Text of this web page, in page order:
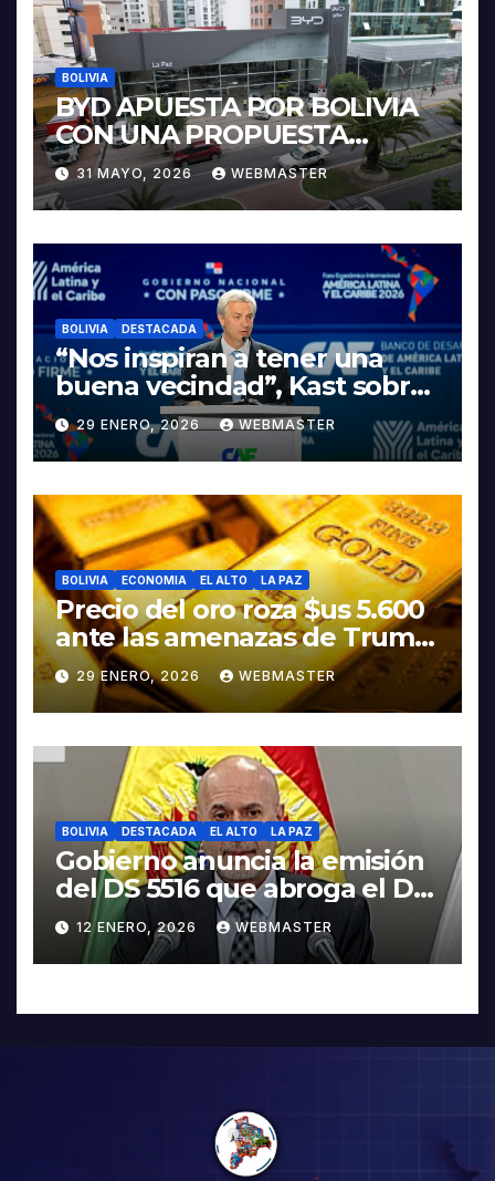
BOLIVIA
BYD APUESTA POR BOLIVIA
CON UNA PROPUESTA
INTEGRAL PARA IMPULSAR
LA ELECTROMOVILIDAD Y LA
INDUSTRIALIZACIÓN DEL
LITIO
31 MAYO, 2026 WEBMASTER
BOLIVIA DESTACADA
“Nos inspiran a tener una
buena vecindad”, Kast sobre
discurso del presidente
Rodrigo Paz
29 ENERO, 2026 WEBMASTER
BOLIVIA ECONOMIA EL ALTO LA PAZ
Precio del oro roza $us 5.600
ante las amenazas de Trump
contra Irán
29 ENERO, 2026 WEBMASTER
BOLIVIA DESTACADA EL ALTO LA PAZ
Gobierno anuncia la emisión
del DS 5516 que abroga el DS
5503
12 ENERO, 2026 WEBMASTER